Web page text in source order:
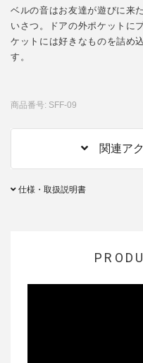
ベルの音はお友達が遊びに来
いさつ。ドアの外ポケットに
ケットには好きなものを詰め
す。
商品番号: SFF-09
関連ア
仕様・取扱説明書